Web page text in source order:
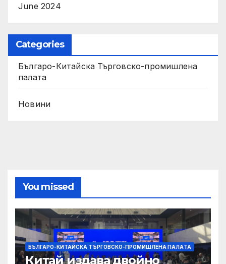
June 2024
Categories
Българо-Китайска Търговско-промишлена
палaта
Новини
You missed
БЪЛГАРО-КИТАЙСКА ТЪРГОВСКО-ПРОМИШЛЕНА ПАЛAТА
Китай издава двойно